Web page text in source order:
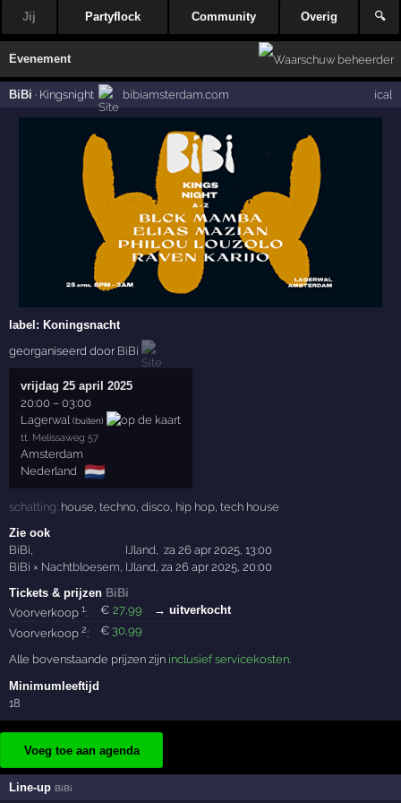
Jij Partyflock Community Overig 🔍
Evenement
BiBi · Kingsnight bibiamsterdam.com ical
label: Koningsnacht
georganiseerd door BiBi
vrijdag 25 april 2025
20:00 –03:00
Lagerwal (buiten)
tt. Melissaweg 57
Amsterdam
Nederland 🇳🇱
schatting: house ,techno ,disco hip hop ,tech house
Zie ook
BiBi
IJland
za 26 apr 2025, 13:00
BiBi × Nachtbloesem IJland ,za 26 apr 2025, 20:00
Tickets & prijzen BiBi
Voorverkoop1: € 27,99
→ uitverkocht
Voorverkoop2: € 30,99
Alle bovenstaande prijzen zijn inclusief servicekosten.
Minimumleeftijd
18
Voeg toe aan agenda
Line-upBiBi